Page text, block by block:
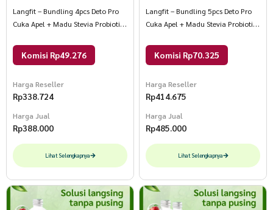
Langfit – Bundling 4pcs Deto Pro
Cuka Apel + Madu Stevia Probiotik
Komisi Rp49.276
Harga Reseller
Rp338.724
Harga Jual
Rp388.000
Lihat Selengkapnya
Langfit – Bundling 5pcs Deto Pro
Cuka Apel + Madu Stevia Probiotik
Komisi Rp70.325
Harga Reseller
Rp414.675
Harga Jual
Rp485.000
Lihat Selengkapnya